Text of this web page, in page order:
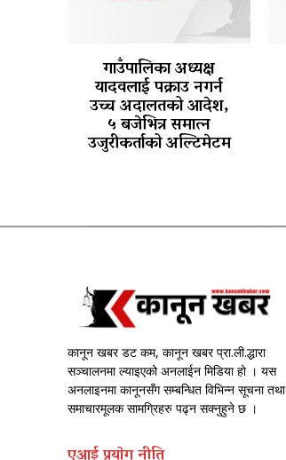
गाउँपालिका अध्यक्ष
यादवलाई पक्राउ नगर्न
उच्च अदालतको आदेश,
५ बजेभित्र समात्न
उजुरीकर्ताको अल्टिमेटम
कानून खबर डट कम, कानून खबर प्रा.ली.द्धारा
सञ्चालनमा ल्याइएको अनलाईन मिडिया हो । यस
अनलाइनमा कानूनसँग सम्बन्धित विभिन्न सूचना तथा
समाचारमूलक सामग्रिहरु पढ्न सक्नुहुने छ ।